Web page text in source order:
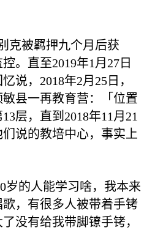
克被羁押九个月后获
。直至2019年1 月 27 日
说， 2018年2月 25 日，
县一再教育营：「位置
13层，直到 2018年11 月 21
说的教培中心，事实上
岁的人能学习啥，我本来
，有很多人被带着手铐
没有给我带脚镣手铐，